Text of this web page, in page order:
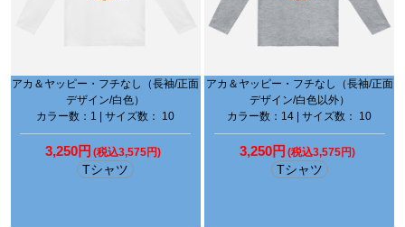
アカ＆ヤッピー・フチなし（長袖/正面
デザイン/白色）
カラー数：1 | サイズ数： 10
3,250円 (税込3,575円)
Tシャツ
アカ＆ヤッピー・フチなし（長袖/正面
デザイン/白色以外）
カラー数：14 | サイズ数： 10
3,250円 (税込3,575円)
Tシャツ